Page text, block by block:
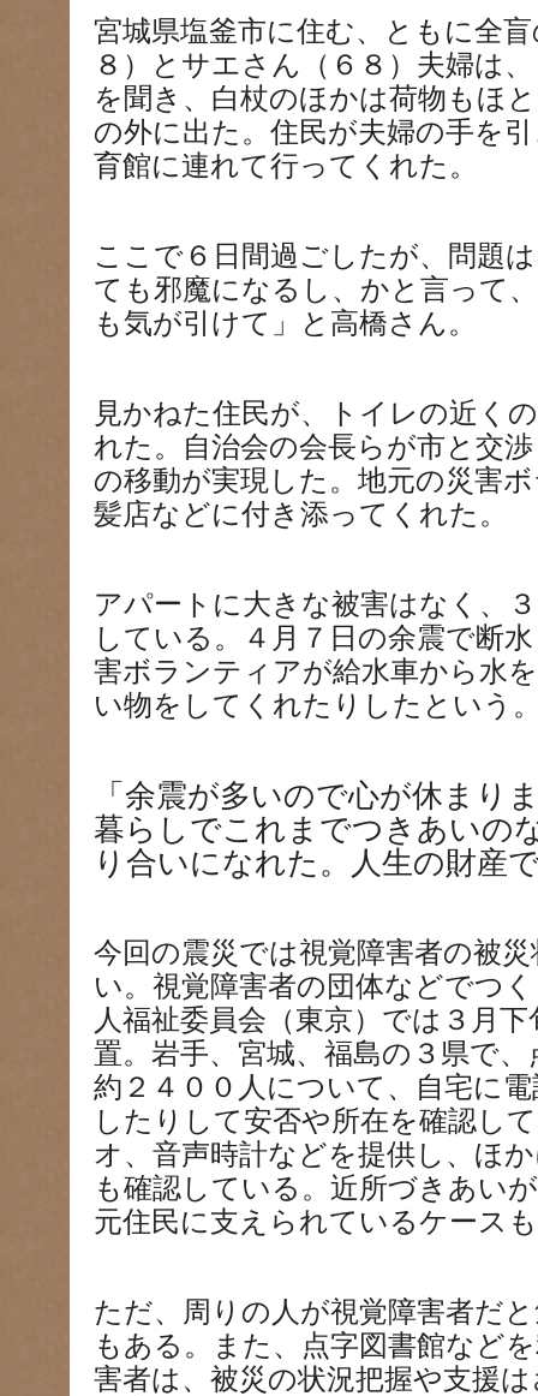
宮城県塩釜市に住む、ともに全
８）とサエさん（６８）夫婦は
を聞き、白杖のほかは荷物もほ
の外に出た。住民が夫婦の手を
育館に連れて行ってくれた。
ここで６日間過ごしたが、問題
ても邪魔になるし、かと言って
も気が引けて」と高橋さん。
見かねた住民が、トイレの近く
れた。自治会の会長らが市と交
の移動が実現した。地元の災害
髪店などに付き添ってくれた。
アパートに大きな被害はなく、
している。４月７日の余震で断
害ボランティアが給水車から水
い物をしてくれたりしたという
「余震が多いので心が休まり
暮らしでこれまでつきあいの
り合いになれた。人生の財産
今回の震災では視覚障害者の被
い。視覚障害者の団体などでつ
人福祉委員会（東京）では３月
置。岩手、宮城、福島の３県で
約２４００人について、自宅に
したりして安否や所在を確認し
オ、音声時計などを提供し、ほ
も確認している。近所づきあい
元住民に支えられているケース
ただ、周りの人が視覚障害者だ
もある。また、点字図書館など
害者は、被災の状況把握や支援